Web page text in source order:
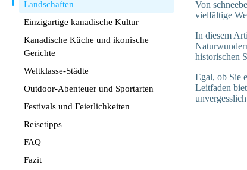
Landschaften
Einzigartige kanadische Kultur
Kanadische Küche und ikonische
Gerichte
Weltklasse-Städte
Outdoor-Abenteuer und Sportarten
Festivals und Feierlichkeiten
Reisetipps
FAQ
Fazit
Von
vielfältige
In diesem
historischen
Egal, ob Sie
Leitfaden